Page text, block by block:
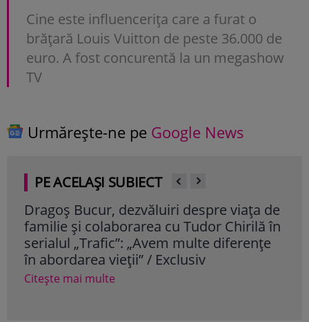
Cine este influencerița care a furat o
brățară Louis Vuitton de peste 36.000 de
euro. A fost concurentă la un megashow
TV
Urmărește-ne pe Google News
PE ACELAȘI SUBIECT
Dragoș Bucur, dezvăluiri despre viața de
familie și colaborarea cu Tudor Chirilă în
serialul „Trafic”: „Avem multe diferențe
în abordarea vieții” / Exclusiv
Citește mai multe